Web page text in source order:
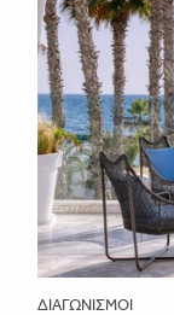
ΔΙΑΓΩΝΙΣΜΟΊ